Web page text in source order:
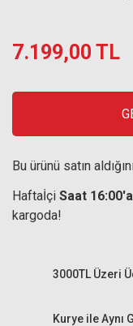
7.199,00 TL
Bu ürünü satın
Haftaİçi Saat 16:00'a
kargoda!
Kurye ile Aynı
3000TL Üzeri